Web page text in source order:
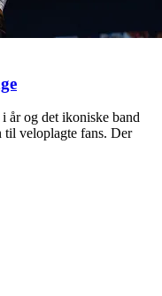
år og det ikoniske band
veloplagte fans. Der